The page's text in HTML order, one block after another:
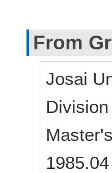
From
Josai
1985.04